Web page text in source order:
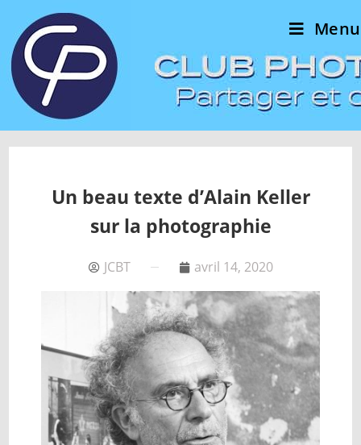
Menu
Un beau texte d’Alain Keller
sur la photographie
JCBT avril 14, 2020